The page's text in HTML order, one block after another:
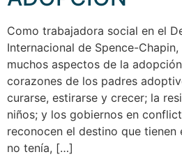
Como trabajadora social en el
Internacional de Spence-
muchos aspectos de la
corazones de los padres
curarse, estirarse y crecer; la
niños; y los gobiernos en
reconocen el destino que tienen
no tenía, […]